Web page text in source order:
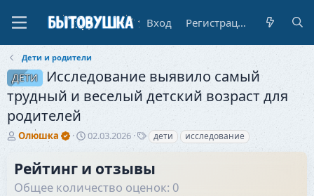
Вход Регистрация
Дети и родители
ДЕТИ
Исследование выявило самый
трудный и веселый детский возраст для
родителей
А
о
р
Олюшка
Д
а
н
02.03.2026
Т
и
дети исследование
Рейтинг и отзывы
Общее количество оценок: 0